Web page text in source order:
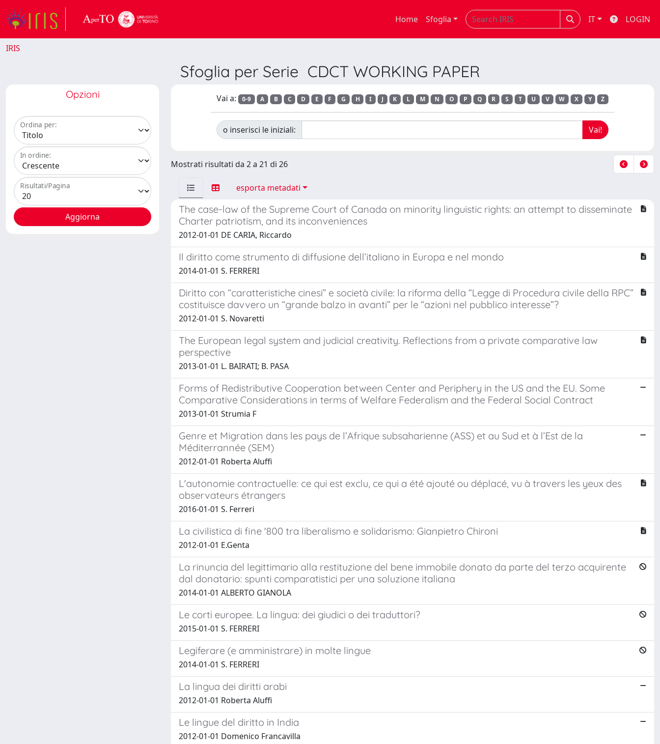
Home Sfoglia IT LOGIN
IRIS
Sfoglia per Serie CDCT WORKING PAPER
Opzioni
Ordina per:
In ordine:
Risultati/Pagina
Vai a: 0-9 A B C D E F G H I J K L M N O P Q R S T U V W X Y Z
o inserisci le iniziali:
Mostrati risultati da 2 a 21 di 26
esporta metadati
The case-law of the Supreme Court of Canada on minority linguistic rights: an attempt to disseminate
Charter patriotism, and its inconveniences
2012-01-01 DE CARIA, Riccardo
Il diritto come strumento di diffusione dell’italiano in Europa e nel mondo
2014-01-01 S. FERRERI
Diritto con “caratteristiche cinesi” e società civile: la riforma della “Legge di Procedura civile della RPC”
costituisce davvero un “grande balzo in avanti” per le “azioni nel pubblico interesse”?
2012-01-01 S. Novaretti
The European legal system and judicial creativity. Reflections from a private comparative law
perspective
2013-01-01 L. BAIRATI; B. PASA
Forms of Redistributive Cooperation between Center and Periphery in the US and the EU. Some
Comparative Considerations in terms of Welfare Federalism and the Federal Social Contract
2013-01-01 Strumia F
Genre et Migration dans les pays de l’Afrique subsaharienne (ASS) et au Sud et à l’Est de la
Méditerrannée (SEM)
2012-01-01 Roberta Aluffi
L'autonomie contractuelle: ce qui est exclu, ce qui a été ajouté ou déplacé, vu à travers les yeux des
observateurs étrangers
2016-01-01 S. Ferreri
La civilistica di fine '800 tra liberalismo e solidarismo: Gianpietro Chironi
2012-01-01 E.Genta
La rinuncia del legittimario alla restituzione del bene immobile donato da parte del terzo acquirente
dal donatario: spunti comparatistici per una soluzione italiana
2014-01-01 ALBERTO GIANOLA
Le corti europee. La lingua: dei giudici o dei traduttori?
2015-01-01 S. FERRERI
Legiferare (e amministrare) in molte lingue
2014-01-01 S. FERRERI
La lingua dei diritti arabi
2012-01-01 Roberta Aluffi
Le lingue del diritto in India
2012-01-01 Domenico Francavilla